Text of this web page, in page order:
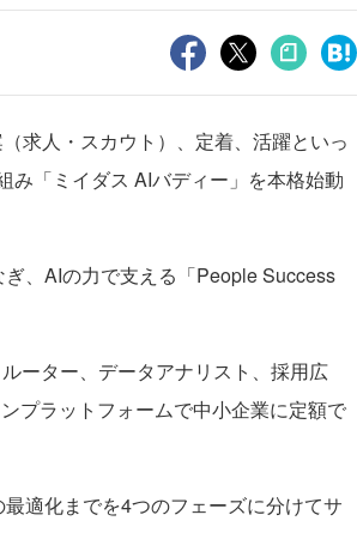
求人・スカウト）、定着、活躍といっ
み「ミイダス AIバディー」を本格始動
、AIの力で支える「People Success
ーター、データアナリスト、採用広
プラットフォームで中小企業に定額で
適化までを4つのフェーズに分けてサ